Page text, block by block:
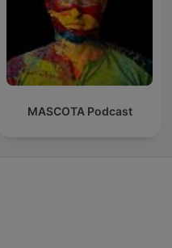
MASCOTA Podcast